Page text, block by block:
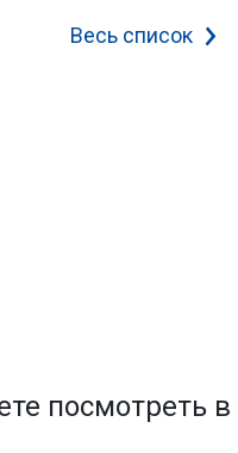
Весь список
посмотреть в